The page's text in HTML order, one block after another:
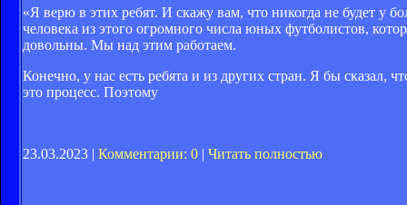
«Я верю в этих ребят. И скажу вам, что никогда не будет у
человека из этого огромного числа юных футболистов,
довольны. Мы над этим работаем.
Конечно, у нас есть ребята и из других стран. Я бы сказал,
это процесс. Поэтому
23.03.2023 | Комментарии: 0 | Читать полностью